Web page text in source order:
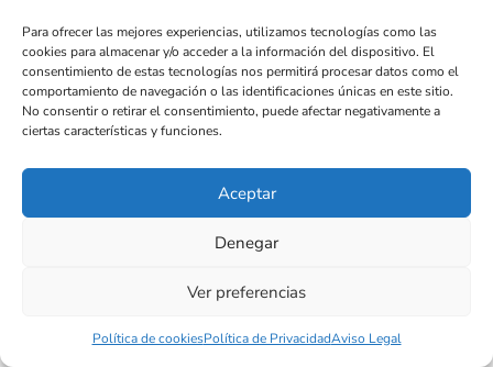
Para ofrecer las mejores experiencias, utilizamos tecnologías como las
cookies para almacenar y/o acceder a la información del dispositivo. El
consentimiento de estas tecnologías nos permitirá procesar datos como el
comportamiento de navegación o las identificaciones únicas en este sitio.
No consentir o retirar el consentimiento, puede afectar negativamente a
ciertas características y funciones.
Aceptar
Denegar
Ver preferencias
Política de cookiesPolítica de PrivacidadAviso Legal
mercados que es un poco donde está trabajando
Pepe, al ser también el presidente de la asociación,
incluso nosotros tenemos un acuerdo con Aneimo,
con las empresas asociadas a Aneimo para que
puedan estudiar nuestro master, porque cada vez
hay más empresas de investigación de mercados que
empiezan a aplicar también las investigaciones de
neuromarketing sumadas a sus investigaciones
tradicionales cuantitativas, cualitativas y estudios de
creo que en general grandes empresas, sobre todo
empezando no te digo a crear departamentos pero si